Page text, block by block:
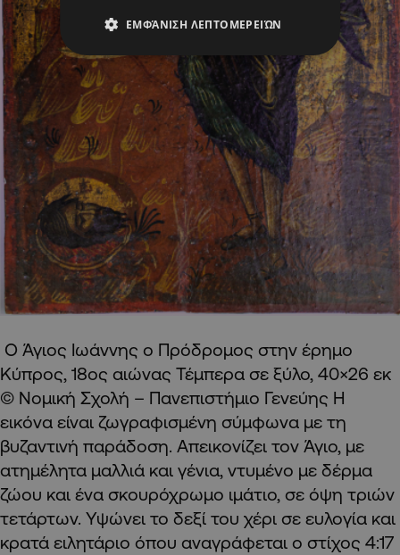
Ο Άγιος Ιωάννης ο Πρόδρομος στην έρημο
Κύπρος, 18ος αιώνας Τέμπερα σε ξύλο, 40×26 εκ
© Νομική Σχολή – Πανεπιστήμιο Γενεύης Η
εικόνα είναι ζωγραφισμένη σύμφωνα με τη
βυζαντινή παράδοση. Απεικονίζει τον Άγιο, με
ατημέλητα μαλλιά και γένια, ντυμένο με δέρμα
ζώου και ένα σκουρόχρωμο ιμάτιο, σε όψη τριών
τετάρτων. Υψώνει το δεξί του χέρι σε ευλογία και
κρατά ειλητάριο όπου αναγράφεται ο στίχος 4:17
ΕΜΦΆΝΙΣΗ ΛΕΠΤΟΜΕΡΕΙΏΝ